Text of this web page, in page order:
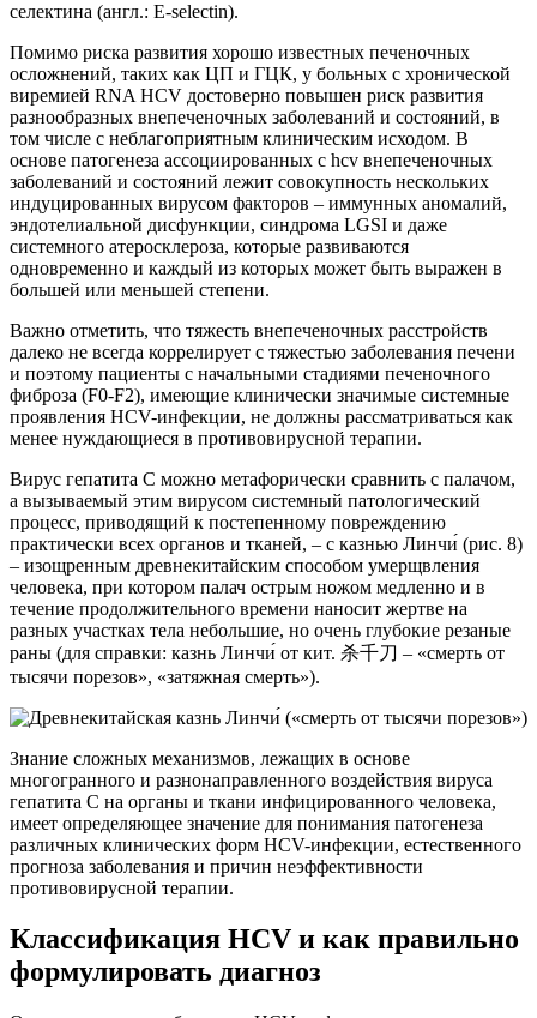
селектина (англ.: E-selectin).
Помимо риска развития хорошо известных печеночных
осложнений, таких как ЦП и ГЦК, у больных с хронической
виремией RNA HCV достоверно повышен риск развития
разнообразных внепеченочных заболеваний и состояний, в
том числе с неблагоприятным клиническим исходом. В
основе патогенеза ассоциированных с hcv внепеченочных
заболеваний и состояний лежит совокупность нескольких
индуцированных вирусом факторов – иммунных аномалий,
эндотелиальной дисфункции, синдрома LGSI и даже
системного атеросклероза, которые развиваются
одновременно и каждый из которых может быть выражен в
большей или меньшей степени.
Важно отметить, что тяжесть внепеченочных расстройств
далеко не всегда коррелирует с тяжестью заболевания печени
и поэтому пациенты с начальными стадиями печеночного
фиброза (F0-F2), имеющие клинически значимые системные
проявления HСV-инфекции, не должны рассматриваться как
менее нуждающиеся в противовирусной терапии.
Вирус гепатита C можно метафорически сравнить с палачом,
а вызываемый этим вирусом системный патологический
процесс, приводящий к постепенному повреждению
практически всех органов и тканей, – с казнью Линчи́ (рис. 8)
– изощренным древнекитайским способом умерщвления
человека, при котором палач острым ножом медленно и в
течение продолжительного времени наносит жертве на
разных участках тела небольшие, но очень глубокие резаные
раны (для справки: казнь Линчи́ от кит. 杀千刀 – «смерть от
тысячи порезов», «затяжная смерть»).
Знание сложных механизмов, лежащих в основе
многогранного и разнонаправленного воздействия вируса
гепатита С на органы и ткани инфицированного человека,
имеет определяющее значение для понимания патогенеза
различных клинических форм HCV-инфекции, естественного
прогноза заболевания и причин неэффективности
противовирусной терапии.
Классификация HCV и как правильно
формулировать диагноз